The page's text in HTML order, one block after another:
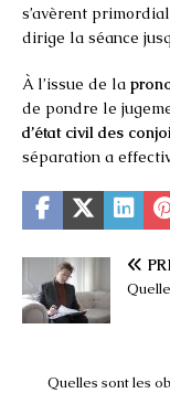
s’avèrent
dirige la séance
À l’issue de la
de pondre le
d’état civil des
séparation a
Quelles sont les